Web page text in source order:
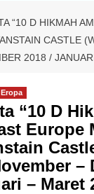
“10 D HIKMAH
CASTLE
2018 /
“10 D
Europe
–
– Maret